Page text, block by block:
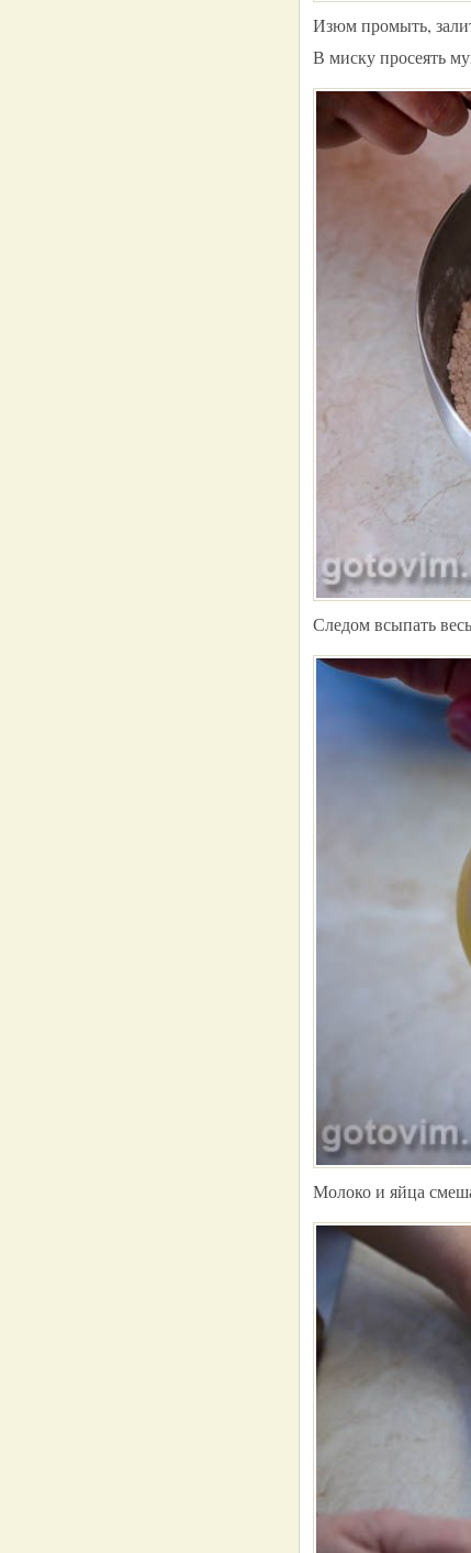
Изюм промыть,
В миску просеять
Следом всыпать
Молоко и яйца